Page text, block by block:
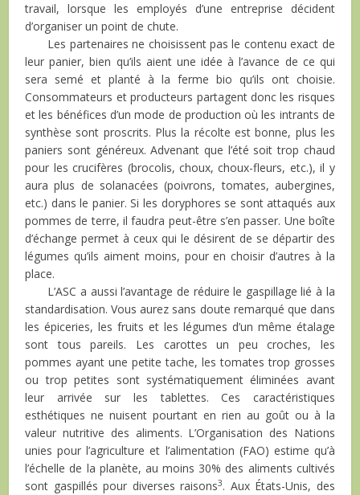
travail, lorsque les employés d’une entreprise décident
d’organiser un point de chute.
Les partenaires ne choisissent pas le contenu exact de
leur panier, bien qu’ils aient une idée à l’avance de ce qui
sera semé et planté à la ferme bio qu’ils ont choisie.
Consommateurs et producteurs partagent donc les risques
et les bénéfices d’un mode de production où les intrants de
synthèse sont proscrits. Plus la récolte est bonne, plus les
paniers sont généreux. Advenant que l’été soit trop chaud
pour les crucifères (brocolis, choux, choux-fleurs, etc.), il y
aura plus de solanacées (poivrons, tomates, aubergines,
etc.) dans le panier. Si les doryphores se sont attaqués aux
pommes de terre, il faudra peut-être s’en passer. Une boîte
d’échange permet à ceux qui le désirent de se départir des
légumes qu’ils aiment moins, pour en choisir d’autres à la
place.
L’ASC a aussi l’avantage de réduire le gaspillage lié à la
standardisation. Vous aurez sans doute remarqué que dans
les épiceries, les fruits et les légumes d’un même étalage
sont tous pareils. Les carottes un peu croches, les
pommes ayant une petite tache, les tomates trop grosses
ou trop petites sont systématiquement éliminées avant
leur arrivée sur les tablettes. Ces caractéristiques
esthétiques ne nuisent pourtant en rien au goût ou à la
valeur nutritive des aliments. L’Organisation des Nations
unies pour l’agriculture et l’alimentation (FAO) estime qu’à
l’échelle de la planète, au moins 30% des aliments cultivés
sont gaspillés pour diverses raisons3. Aux États-Unis, des